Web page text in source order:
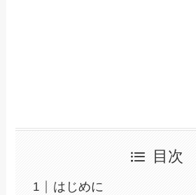
目次
はじめに